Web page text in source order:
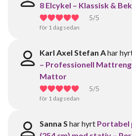
8 Elcykel – Klassisk &
5/5
för 1 dag sedan
Karl Axel Stefan Ahar
– Professionell
Mattor
5/5
för 1 dag sedan
Sanna S har hyrt Portabel